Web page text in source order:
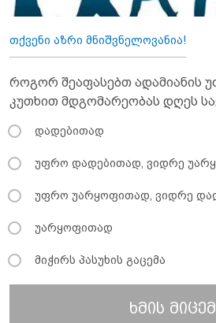
თქვენი აზრი მნიშვნელოვანია!
როგორ შეაფასებთ ადამიანის
კუთხით მდგომარეობას დღეს
დადებითად
უფრო დადებითად, ვიდრე
უფრო უარყოფითად, ვიდრე
უარყოფითად
მიჭირს პასუხის გაცემა
ხმის